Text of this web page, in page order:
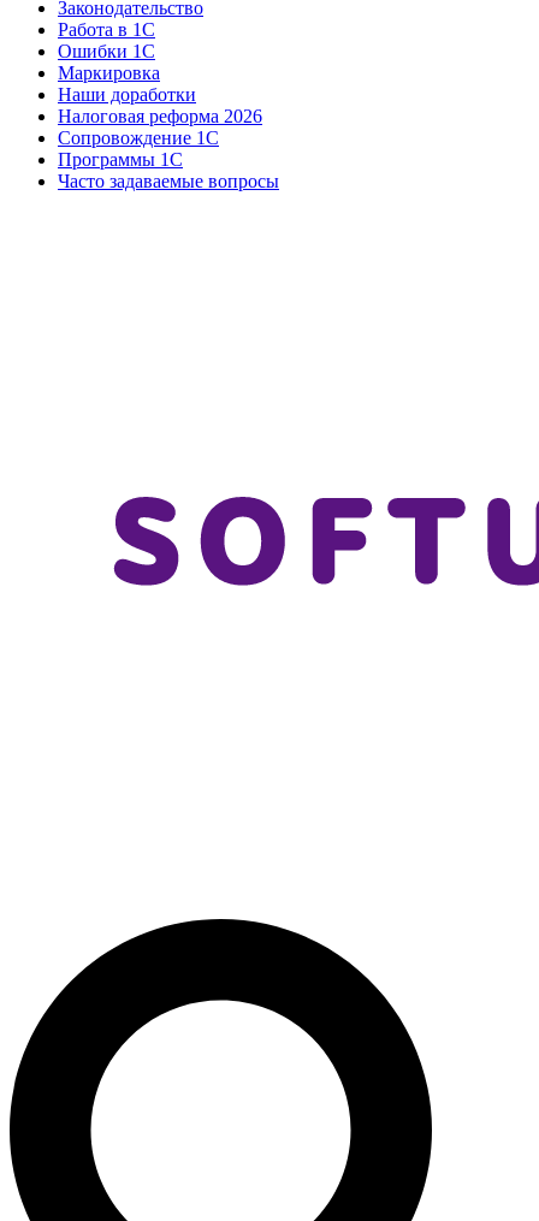
Законодательство
Работа в 1С
Ошибки 1С
Маркировка
Наши доработки
Налоговая реформа 2026
Сопровождение 1С
Программы 1С
Часто задаваемые вопросы